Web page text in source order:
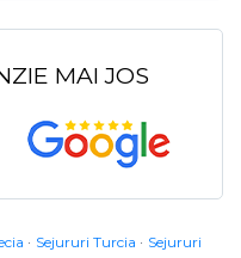
MAI JOS
Sejururi Turcia
Sejururi